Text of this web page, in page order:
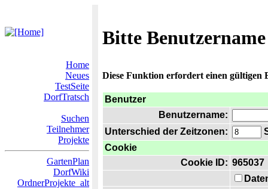
Bitte
Home
Neues
TestSeite
DorfTratsch
Suchen
Teilnehmer
Projekte
GartenPlan
DorfWiki
OrdnerProjekte_alt
Diese Funktion erfordert einen gültigen
Benutzer
Benutzername:
Unterschied der Zeitzonen:
Cookie
Cookie ID: 965037